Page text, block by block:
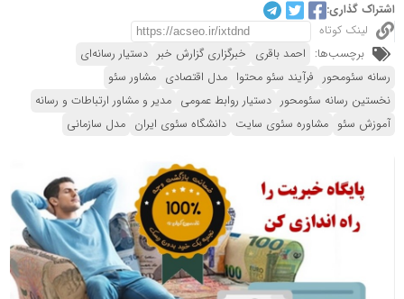
اشتراک گذاری:
لینک کوتاه
برچسب‌ها: احمد باقری خبرگزاری گزارش خبر دستیار رسانه‌ای
رسانه سئومحور فرآیند سئو محتوا مدل اقتصادی مشاور سئو
نخستین رسانه سئومحور دستیار روابط عمومی مدیر و مشاور ارتباطات و رسانه
آموزش سئو مشاوره سئوی سایت دانشگاه سئوی ایران مدل سازمانی